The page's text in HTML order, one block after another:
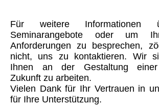
Für weitere Informationen
Seminarangebote oder um
Anforderungen zu besprechen,
nicht, uns zu kontaktieren. Wir
Ihnen an der Gestaltung einer
Zukunft zu arbeiten.
Vielen Dank für Ihr Vertrauen in
für Ihre Unterstützung.